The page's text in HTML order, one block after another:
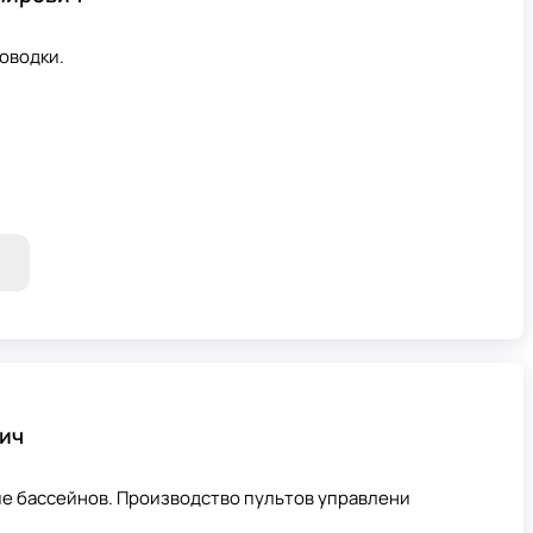
бассейнов. Производство пультов управлени